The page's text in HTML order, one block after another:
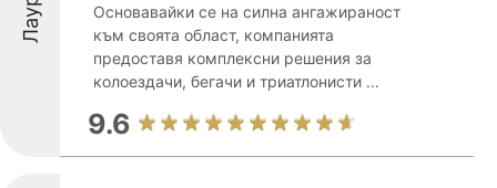
Основавайки се на силна ангажираност
към своята област, компанията
предоставя комплексни решения за
колоездачи, бегачи и триатлонисти ...
9.6